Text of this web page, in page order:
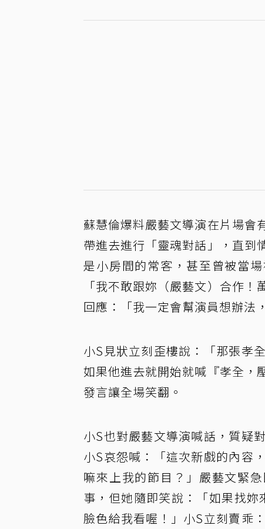
蘇慧倫爆料嚴藝文導演在片場會
帶進去進行「靈魂對話」，直到
是小房間的常客，甚至曾被當
「我不敢跟妳（嚴藝文）合作
回應：「我一定會幫演員想辦法
小S見狀立刻歪樓說：「那張孝
如果他進去就開始就喊『孝全，
發言讓全場笑翻。
小S也對嚴藝文導演喊話，質疑
小S哀怨喊：「這次新戲的內容
嘛來上我的節目？」嚴藝文緊
事，但她隨即笑說：「如果找
臉色給我看喔！」小S立刻賣乖